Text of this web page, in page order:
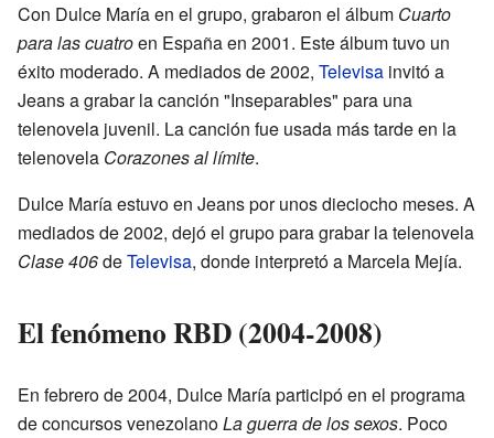
Con Dulce María en el grupo, grabaron el álbum Cuarto
para las cuatroen España en 2001. Este álbum tuvo un
éxito moderado. A mediados de 2002, Televisa invitó a
Jeans a grabar la canción "Inseparables" para una
telenovela juvenil. La canción fue usada más tarde en la
telenovela Corazones al límite.
Dulce María estuvo en Jeans por unos dieciocho meses. A
mediados de 2002, dejó el grupo para grabar la telenovela
Clase 406deTelevisa, donde interpretó a Marcela Mejía.
El fenómeno RBD (2004-2008)
En febrero de 2004, Dulce María participó en el programa
de concursos venezolanoLa guerra de los sexos. Poco